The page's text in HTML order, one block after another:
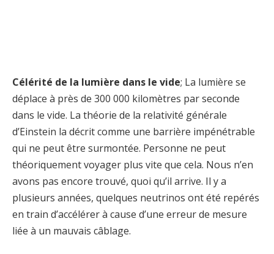
Célérité de la lumière dans le vide; La lumière se
déplace à près de 300 000 kilomètres par seconde
dans le vide. La théorie de la relativité générale
d’Einstein la décrit comme une barrière impénétrable
qui ne peut être surmontée. Personne ne peut
théoriquement voyager plus vite que cela. Nous n’en
avons pas encore trouvé, quoi qu’il arrive. Il y a
plusieurs années, quelques neutrinos ont été repérés
en train d’accélérer à cause d’une erreur de mesure
liée à un mauvais câblage.